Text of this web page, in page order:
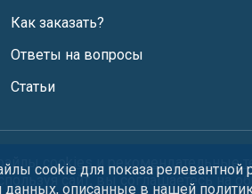
Как заказать?
Ответы на вопросы
Статьи
cookiesи рекомендательные
сайт, вы соглашаетесь на
cookie для показа релевантной
данных, описанные в нашей